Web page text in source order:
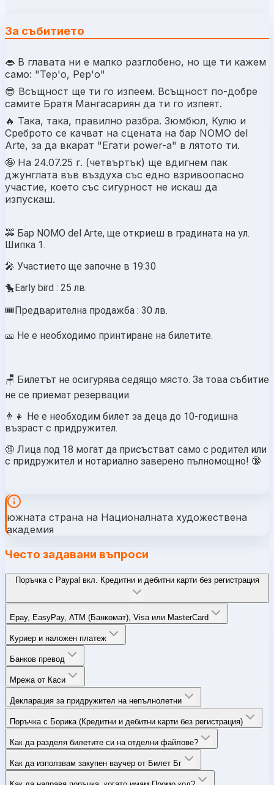
За събитието
👄 В главата ни е малко разглобено, но ще ти кажем
само: "Тер'о, Рер'о"
😎 Всъщност ще ти го изпеем. Всъщност по-добре
самите Братя Мангасариян да ти го изпеят.
🔥 Така, така, правилно разбра. Зюмбюл, Кулю и
Среброто се качват на сцената на бар NOMO del
Arte, за да вкарат "Егати power-a" в лятото ти.
🤪 На 24.07.25 г. (четвъртък) ще вдигнем пак
джунглата във въздуха със едно взривоопасно
участие, което със сигурност не искаш да
изпускаш.
🚕 Бар NOMO del Arte, ще откриеш в градината на ул.
Шипка 1.
🎤 Участието ще започне в 19:30
🐤Early bird : 25 лв.
🎟️Предварителна продажба : 30 лв.
🎫 Не е необходимо принтиране на билетите.
🪑 Билетът не осигурява седящо място. За това събитие
не се приемат резервации.
👨‍👧 Не е необходим билет за деца до 10-годишна
възраст с придружител.
🔞 Лица под 18 могат да присъстват само с родител или
с придружител и нотариално заверено пълномощно! 🔞
южната страна на Националната художествена
академия
Често задавани въпроси
Поръчка с Paypal вкл. Кредитни и дебитни карти без регистрация
Epay, EasyPay, ATM (Банкомат), Visa или MasterCard
Куриер и наложен платеж
Банков превод
Мрежа от Каси
Декларация за придружител на непълнолетни
Поръчка с Борика (Кредитни и дебитни карти без регистрация)
Как да разделя билетите си на отделни файлове?
Как да използвам закупен ваучер от Билет Бг